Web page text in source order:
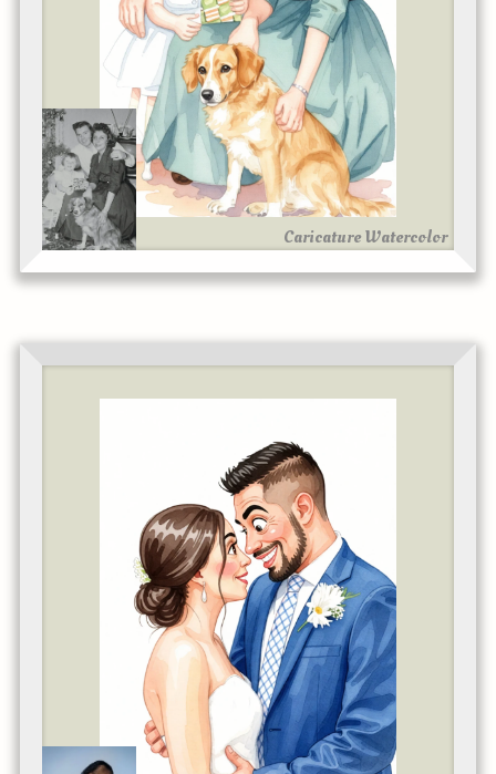
Caricature Watercolor